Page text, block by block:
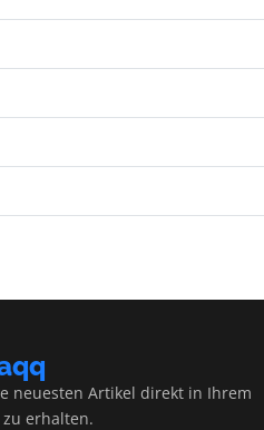
neuesten Artikel direkt in Ihrem
zu erhalten.